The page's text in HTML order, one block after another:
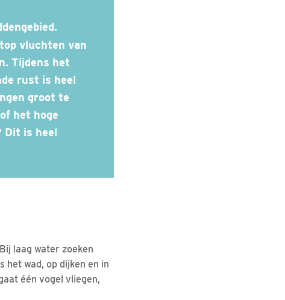
vluchten van
Tijdens het
rust is heel
groot te
het hoge
Dit is heel
laag water zoeken
het wad, op dijken en in
één vogel vliegen,